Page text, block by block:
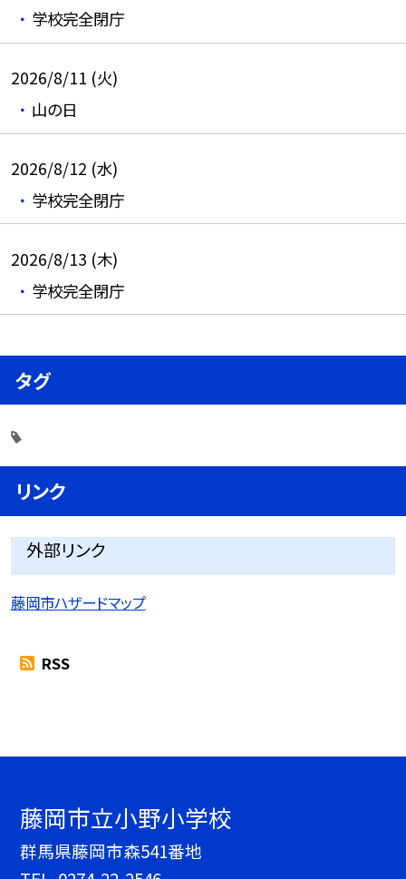
学校完全閉庁
2026/8/11 (火)
山の日
2026/8/12 (水)
学校完全閉庁
2026/8/13 (木)
学校完全閉庁
タグ
リンク
外部リンク
藤岡市ハザードマップ
RSS
藤岡市立小野小学校
群馬県藤岡市森541番地